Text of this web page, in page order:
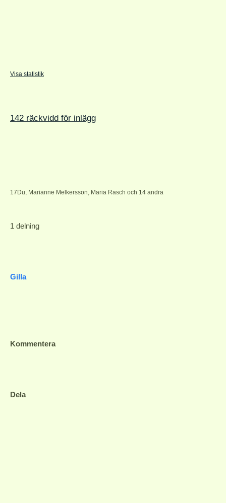
Visa statistik
142 räckvidd för inlägg
17 Du, Marianne Melkersson, Maria Rasch och 14 andra
1 delning
Gilla
Kommentera
Dela